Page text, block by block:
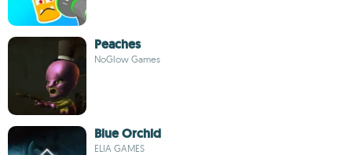
Peaches
NoGlow Games
Blue Orchid
ELIA GAMES